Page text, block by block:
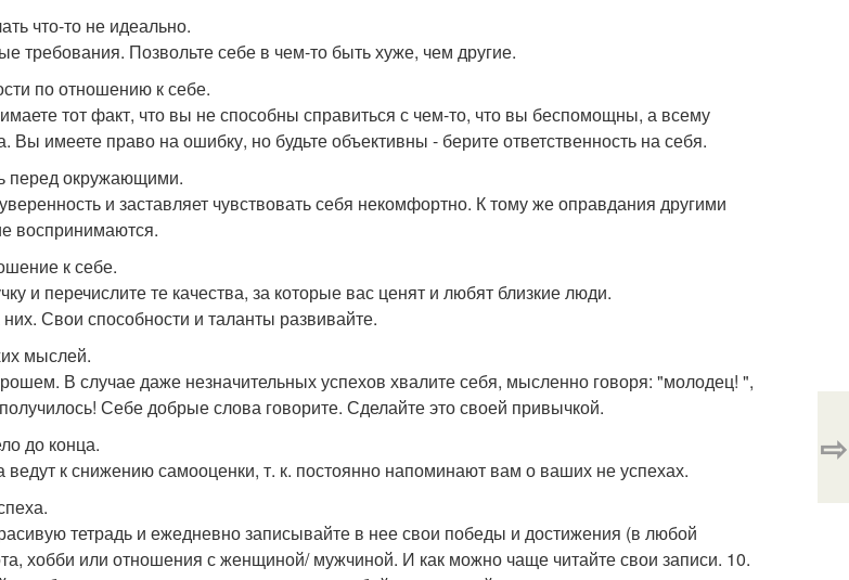
что-то не идеально.
требования. Позвольте себе в чем-то быть хуже, чем другие.
по отношению к себе.
тот факт, что вы не способны справиться с чем-то, что вы беспомощны, а всему
Вы имеете право на ошибку, но будьте объективны - берите ответственность на себя.
перед окружающими.
и заставляет чувствовать себя некомфортно. К тому же оправдания другими
воспринимаются.
к себе.
и перечислите те качества, за которые вас ценят и любят близкие люди.
Свои способности и таланты развивайте.
мыслей.
В случае даже незначительных успехов хвалите себя, мысленно говоря: "молодец! ",
Себе добрые слова говорите. Сделайте это своей привычкой.
до конца.
к снижению самооценки, т. к. постоянно напоминают вам о ваших не успехах.
тетрадь и ежедневно записывайте в нее свои победы и достижения (в любой
хобби или отношения с женщиной/ мужчиной. И как можно чаще читайте свои записи. 10.
⇨